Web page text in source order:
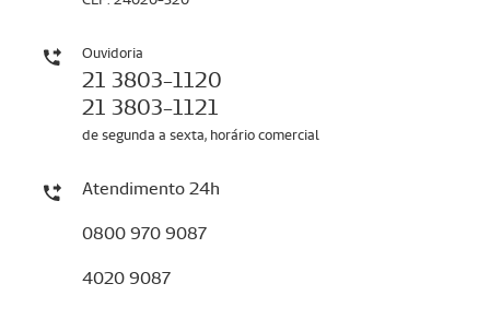
Ouvidoria
21 3803-1120
21 3803-1121
de segunda a sexta, horário comercial
Atendimento 24h
0800 970 9087
4020 9087